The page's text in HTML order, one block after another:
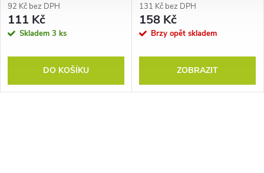
92 Kč bez DPH
111 Kč
Skladem 3 ks
DO KOŠÍKU
131 Kč bez DPH
158 Kč
Brzy opět skladem
ZOBRAZIT